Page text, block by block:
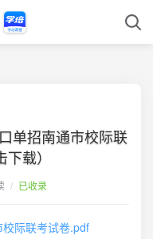
单招南通市校际联
载）
/ 已收录
际联考试卷.pdf